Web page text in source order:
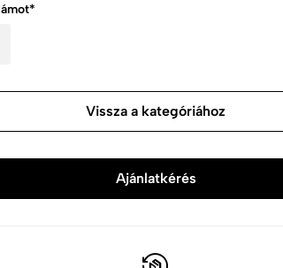
Vissza a kategóriához
Ajánlatkérés